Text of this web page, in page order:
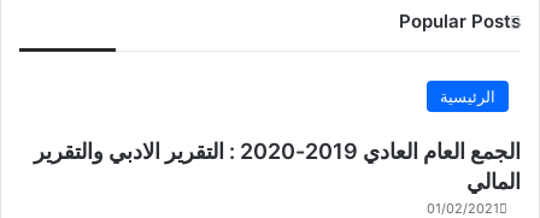
Popular Posts
الرئيسية
الجمع العام العادي 2019-2020 : التقرير الادبي والتقرير
المالي
01/02/2021